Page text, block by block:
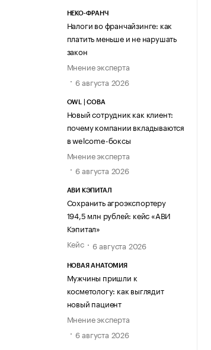
НЕКО-ФРАНЧ
Налоги во франчайзинге: как
платить меньше и не нарушать
закон
Мнение эксперта
6 августа 2026
OWL | СОВА
Новый сотрудник как клиент:
почему компании вкладываются
в welcome-боксы
Мнение эксперта
6 августа 2026
АВИ КЭПИТАЛ
Сохранить агроэкспортеру
194,5 млн рублей: кейс «АВИ
Кэпитал»
Кейс
6 августа 2026
НОВАЯ АНАТОМИЯ
Мужчины пришли к
косметологу: как выглядит
новый пациент
Мнение эксперта
6 августа 2026